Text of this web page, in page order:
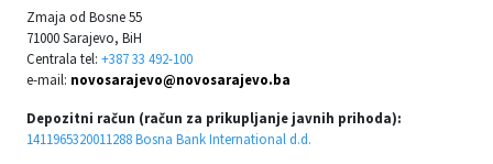
Zmaja od Bosne 55
71000 Sarajevo, BiH
Centrala tel: +387 33 492-100
e-mail: novosarajevo@novosarajevo.ba
Depozitni račun (račun za prikupljanje javnih prihoda):
1411965320011288 Bosna Bank International d.d.